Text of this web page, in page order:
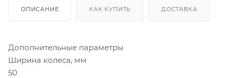
ОПИСАНИЕ КАК КУПИТЬ ДОСТАВКА
Дополнительные параметры
Ширина колеса, мм
50